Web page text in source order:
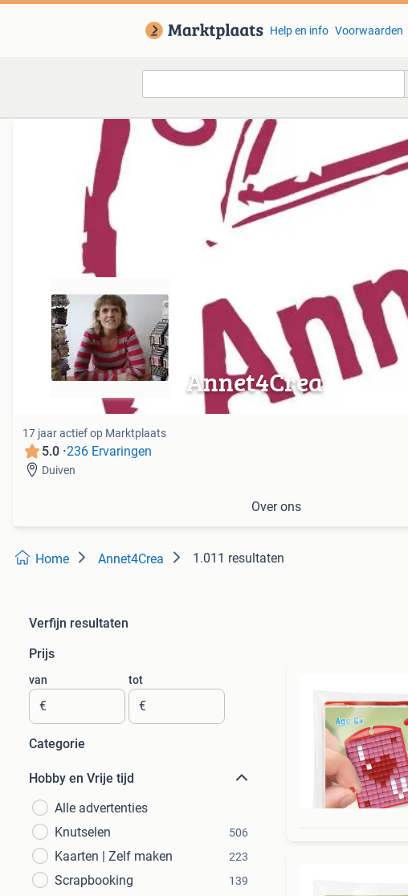
Help en info Voorwaarden
Van deze adverteerder
Annet4Crea
17 jaar actief op Marktplaats
5.0 ·236 Ervaringen
Duiven
Over ons
Home Annet4Crea 1.011 resultaten
Verfijn resultaten
Prijs
van
€
tot
€
Categorie
Hobby en Vrije tijd
Alle advertenties
Knutselen
506
Kaarten | Zelf maken 223
Scrapbooking 139